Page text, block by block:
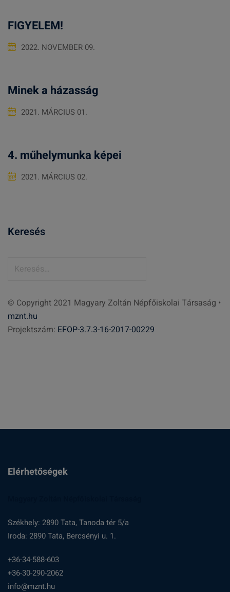
FIGYELEM!
2022. NOVEMBER 09.
Minek a házasság
2021. MÁRCIUS 01.
4. műhelymunka képei
2021. MÁRCIUS 02.
Keresés
e
s
é
© Copyright 2021 Magyary Zoltán Népfőiskolai Társaság •
mznt.hu
Projektszám: EFOP-3.7.3-16-2017-00229
Elérhetőségek
Székhely: 2890 Tata, Tanoda tér 5/a
Iroda: 2890 Tata, Bercsényi u. 1.
+36-34-588-603
+36-30-290-2062
info@mznt.hu